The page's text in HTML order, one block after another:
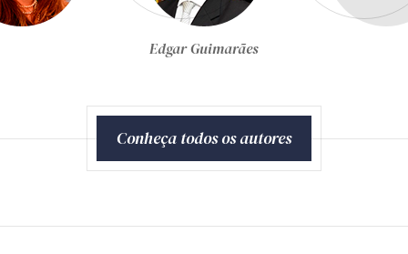
Egon Bockmann Moreira
Conheça todos os autores